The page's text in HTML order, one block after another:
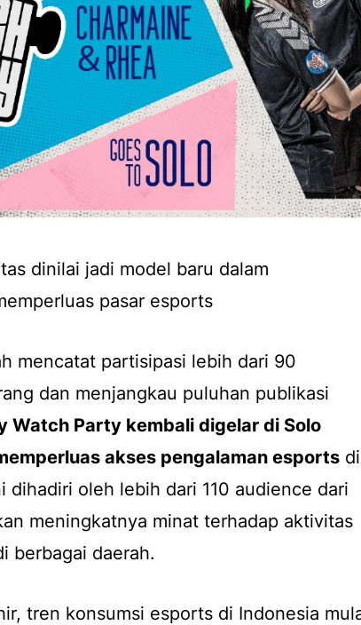
dinilai jadi model baru dalam
pasar esports
mencatat partisipasi lebih dari 90
dan menjangkau puluhan publikasi
Watch Party kembali digelar di Solo
akses pengalaman esports di
dihadiri oleh lebih dari 110 audience dari
meningkatnya minat terhadap aktivitas
berbagai daerah.
tren konsumsi esports di Indonesia